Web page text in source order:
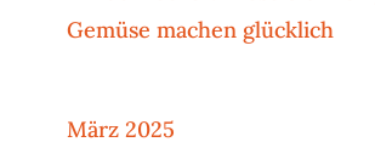
Gemüse machen glücklich
März 2025